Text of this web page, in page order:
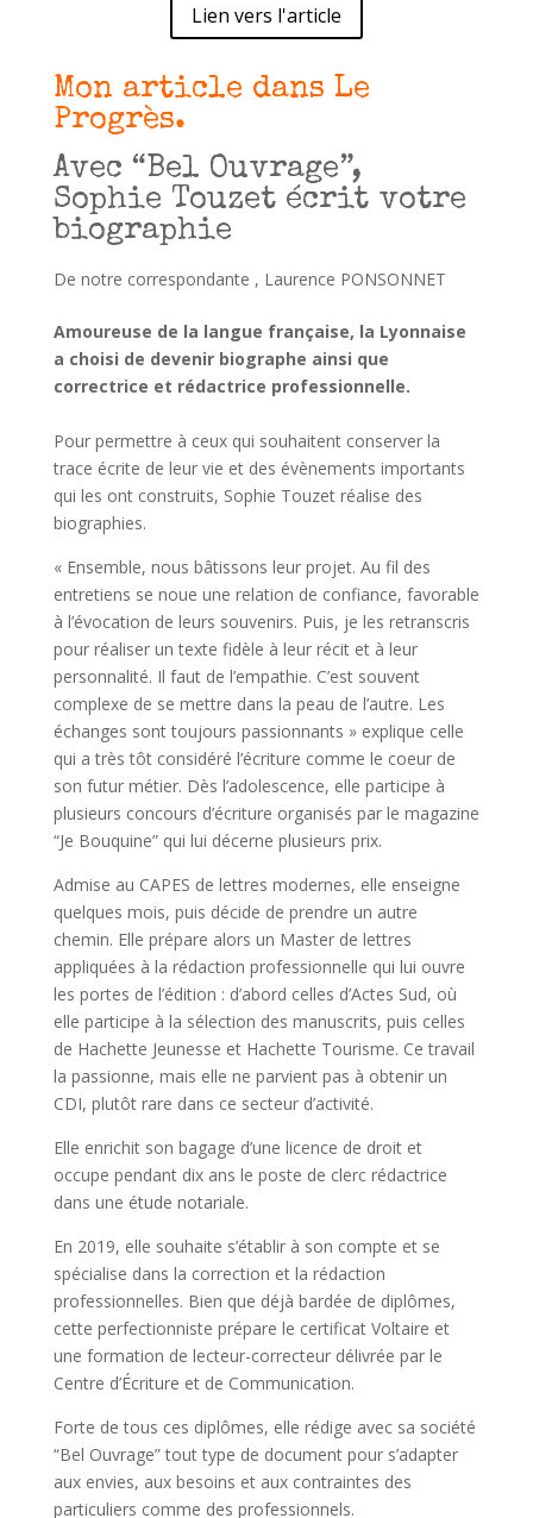
Lien vers l'article
Mon article dans Le
Progrès.
Avec “Bel Ouvrage”,
Sophie Touzet écrit votre
biographie
De notre correspondante , Laurence PONSONNET
Amoureuse de la langue française, la Lyonnaise
a choisi de devenir biographe ainsi que
correctrice et rédactrice professionnelle.
Pour permettre à ceux qui souhaitent conserver la
trace écrite de leur vie et des évènements importants
qui les ont construits, Sophie Touzet réalise des
biographies.
« Ensemble, nous bâtissons leur projet. Au fil des
entretiens se noue une relation de confiance, favorable
à l’évocation de leurs souvenirs. Puis, je les retranscris
pour réaliser un texte fidèle à leur récit et à leur
personnalité. Il faut de l’empathie. C’est souvent
complexe de se mettre dans la peau de l’autre. Les
échanges sont toujours passionnants » explique celle
qui a très tôt considéré l’écriture comme le coeur de
son futur métier. Dès l’adolescence, elle participe à
plusieurs concours d’écriture organisés par le magazine
“Je Bouquine” qui lui décerne plusieurs prix.
Admise au CAPES de lettres modernes, elle enseigne
quelques mois, puis décide de prendre un autre
chemin. Elle prépare alors un Master de lettres
appliquées à la rédaction professionnelle qui lui ouvre
les portes de l’édition : d’abord celles d’Actes Sud, où
elle participe à la sélection des manuscrits, puis celles
de Hachette Jeunesse et Hachette Tourisme. Ce travail
la passionne, mais elle ne parvient pas à obtenir un
CDI, plutôt rare dans ce secteur d’activité.
Elle enrichit son bagage d’une licence de droit et
occupe pendant dix ans le poste de clerc rédactrice
dans une étude notariale.
En 2019, elle souhaite s’établir à son compte et se
spécialise dans la correction et la rédaction
professionnelles. Bien que déjà bardée de diplômes,
cette perfectionniste prépare le certificat Voltaire et
une formation de lecteur-correcteur délivrée par le
Centre d’Écriture et de Communication.
Forte de tous ces diplômes, elle rédige avec sa société
“Bel Ouvrage” tout type de document pour s’adapter
aux envies, aux besoins et aux contraintes des
particuliers comme des professionnels.